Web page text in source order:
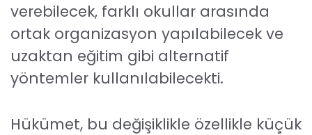
verebilecek, farklı okullar arasında
ortak organizasyon yapılabilecek ve
uzaktan eğitim gibi alternatif
yöntemler kullanılabilecekti.
Hükümet, bu değişiklikle özellikle küçük